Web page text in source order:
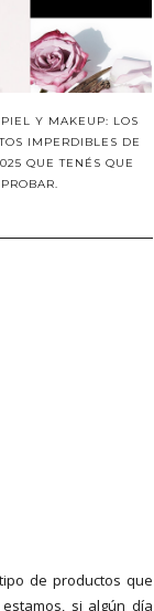
Y MAKEUP: LOS
IMPERDIBLES DE
QUE TENÉS QUE
PROBAR.
de productos que
si algún día